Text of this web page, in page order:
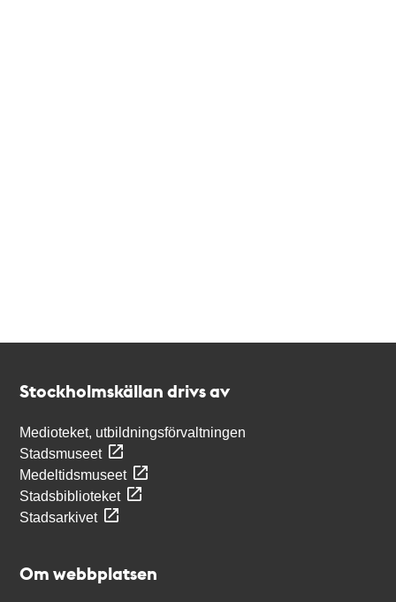
Stockholmskällan drivs av
Medioteket, utbildningsförvaltningen
Stadsmuseet
Medeltidsmuseet
Stadsbiblioteket
Stadsarkivet
Om webbplatsen